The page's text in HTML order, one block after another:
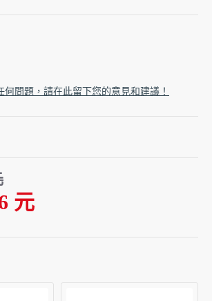
問題，請在此留下您的意見和建議！
元